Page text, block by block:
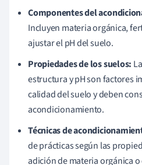
Componentes del
Incluyen materia orgánica,
ajustar el pH del suelo.
Propiedades de los suelos:
estructura y pH son factores
calidad del suelo y deben
acondicionamiento.
Técnicas de
de prácticas según las
adición de materia orgánica